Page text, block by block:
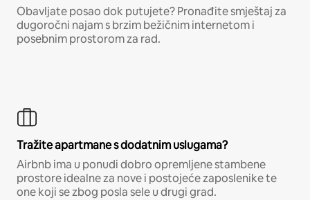
Obavljate posao dok putujete? Pronađite smještaj za
dugoročni najam s brzim bežičnim internetom i
posebnim prostorom za rad.
Tražite apartmane s dodatnim uslugama?
Airbnb ima u ponudi dobro opremljene stambene
prostore idealne za nove i postojeće zaposlenike te
one koji se zbog posla sele u drugi grad.